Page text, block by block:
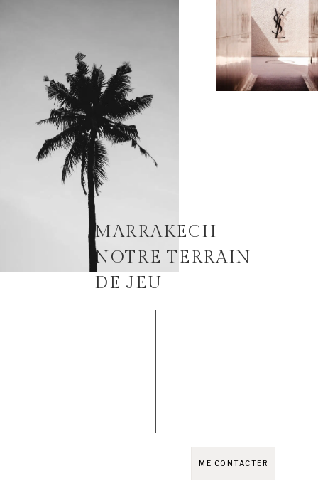
MARRAKECH
NOTRE TERRAIN
DE JEU
ME CONTACTER